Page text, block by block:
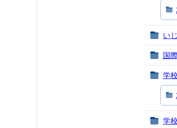
い
国
学
学